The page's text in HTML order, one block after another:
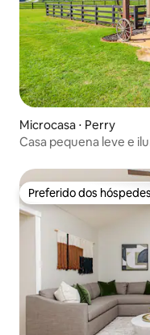
Microcasa ⋅ Perry
Casa pequena leve e
Preferido dos
Preferido dos hóspedes